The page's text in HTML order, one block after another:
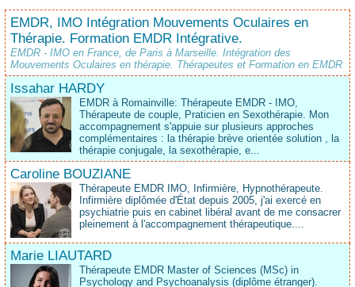
EMDR, IMO Intégration Mouvements Oculaires en
Thérapie. Formation EMDR Intégrative.
EMDR - IMO en France, de Paris à Marseille. Intégration des
Mouvements Oculaires en thérapie. Thérapeutes et Formation en EMDR
Issahar HARDY
EMDR à Romainville: Thérapeute EMDR - IMO,
Thérapeute de couple, Praticien en Sexothérapie. Mon
accompagnement s'appuie sur plusieurs approches
complémentaires : la thérapie brève orientée solution , la
thérapie conjugale, la sexothérapie, e...
Caroline BOUZIANE
Thérapeute EMDR IMO, Infirmière, Hypnothérapeute.
Infirmière diplômée d'État depuis 2005, j'ai exercé en
psychiatrie puis en cabinet libéral avant de me consacrer
pleinement à l'accompagnement thérapeutique....
Marie LIAUTARD
Thérapeute EMDR Master of Sciences (MSc) in
Psychology and Psychoanalysis (diplôme étranger).